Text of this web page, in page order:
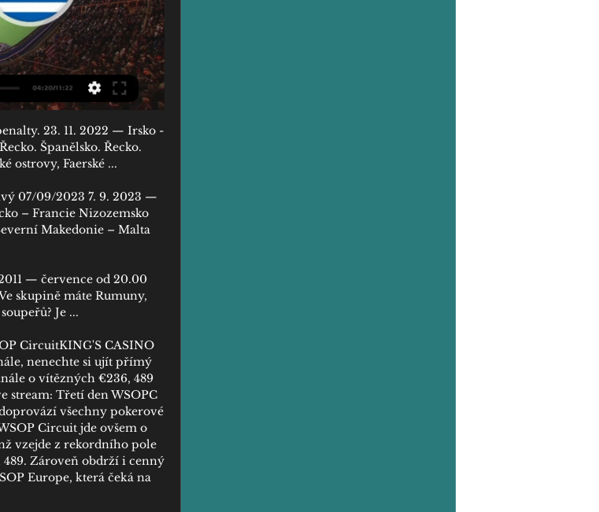
23. 11. 2022 — Irsko -
Španělsko. Řecko.
ostrovy, Faerské ...
07/09/2023 7. 9. 2023 —
– Francie Nizozemsko
Makedonie – Malta
— července od 20.00
skupině máte Rumuny,
Je ...
CircuitKING'S CASINO
nenechte si ujít přímý
o vítězných €236, 489
stream: Třetí den WSOPC
všechny pokerové
Circuit jde ovšem o
vzejde z rekordního pole
489. Zároveň obdrží i cenný
Europe, která čeká na